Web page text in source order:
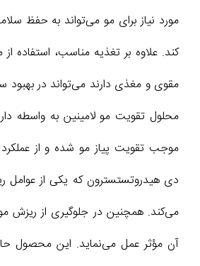
مورد نیاز برای مو می‌تواند به حفظ
کند. علاوه بر تغذیه مناسب، استفاده
مقوی و مغذی دارند می‌تواند در بهبود
محلول تقویت مو لامینین به واسطه
موجب تقویت پیاز مو شده و از
دی هیدروتستسترون که یکی از عوامل
می‌کند. همچنین در جلوگیری از ریزش
آن مؤثر عمل می‌نماید. این محصول